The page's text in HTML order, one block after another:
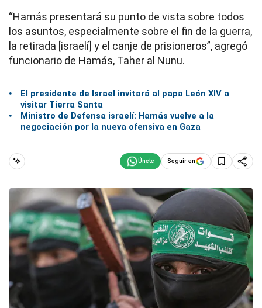
“Hamás presentará su punto de vista sobre todos
los asuntos, especialmente sobre el fin de la guerra,
la retirada [israelí] y el canje de prisioneros”, agregó
funcionario de Hamás, Taher al Nunu.
El presidente de Israel invitará al papa León XIV a
visitar Tierra Santa
Ministro de Defensa israelí: Hamás vuelve a la
negociación por la nueva ofensiva en Gaza
Seguir en